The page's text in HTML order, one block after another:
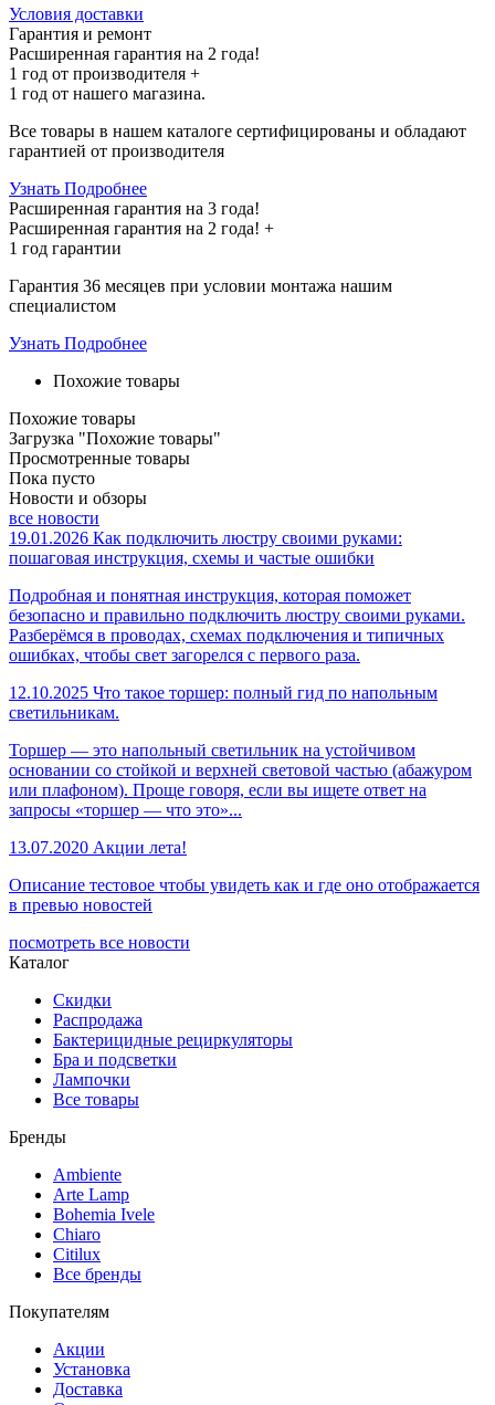
Условия доставки
Гарантия и ремонт
Расширенная гарантия на 2 года!
1 год от производителя +
1 год от нашего магазина.
Все товары в нашем каталоге сертифицированы и обладают
гарантией от производителя
Узнать Подробнее
Расширенная гарантия на 3 года!
Расширенная гарантия на 2 года! +
1 год гарантии
Гарантия 36 месяцев при условии монтажа нашим
специалистом
Узнать Подробнее
Похожие товары
Похожие товары
Загрузка "Похожие товары"
Просмотренные товары
Пока пусто
Новости и обзоры
все новости
19.01.2026 Как подключить люстру своими руками:
пошаговая инструкция, схемы и частые ошибки
Подробная и понятная инструкция, которая поможет
безопасно и правильно подключить люстру своими руками.
Разберёмся в проводах, схемах подключения и типичных
ошибках, чтобы свет загорелся с первого раза.
12.10.2025 Что такое торшер: полный гид по напольным
светильникам.
Торшер — это напольный светильник на устойчивом
основании со стойкой и верхней световой частью (абажуром
или плафоном). Проще говоря, если вы ищете ответ на
запросы «торшер — что это»...
13.07.2020 Акции лета!
Описание тестовое чтобы увидеть как и где оно отображается
в превью новостей
посмотреть все новости
Каталог
Скидки
Распродажа
Бактерицидные рециркуляторы
Бра и подсветки
Лампочки
Все товары
Бренды
Ambiente
Arte Lamp
Bohemia Ivele
Chiaro
Citilux
Все бренды
Покупателям
Акции
Установка
Доставка